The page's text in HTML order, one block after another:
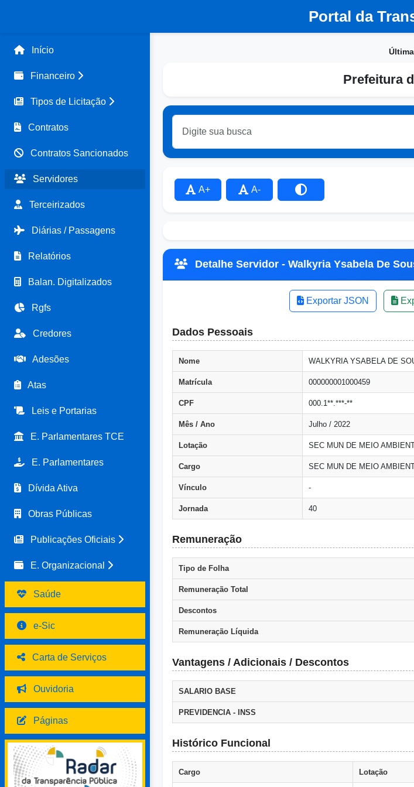
Portal da
Início
Financeiro
Tipos de Licitação
Contratos
Contratos Sancionados
Servidores
Terceirizados
Diárias / Passagens
Relatórios
Balan. Digitalizados
Rgfs
Credores
Adesões
Atas
Leis e Portarias
E. Parlamentares TCE
E. Parlamentares
Dívida Ativa
Obras Públicas
Publicações Oficiais
E. Organizacional
Saúde
e-Sic
Carta de Serviços
Ouvidoria
Páginas
Prefeitura
A+ A-
Detalhe Servidor - Walkyria Ysabela De
Exportar JSON
Dados Pessoais
Nome WALKYRIA YSABELA DE
Matrícula 000000001000459
CPF 000.1**.***-**
Mês / Ano Julho / 2022
Lotação SEC MUN DE MEIO
Cargo SEC MUN DE MEIO
Vínculo -
Jornada 40
Remuneração
Tipo de Folha
Remuneração Total
Descontos
Remuneração Líquida
Vantagens / Adicionais / Descontos
SALARIO BASE
PREVIDENCIA - INSS
Histórico Funcional
Cargo Lotação